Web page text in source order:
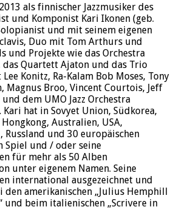
als finnischer Jazzmusiker des
und Komponist Kari Ikonen (geb.
und mit seinem eigenen
Duo mit Tom Arthurs und
und Projekte wie das Orchestra
das Quartett Ajaton und das Trio
Konitz, Ra-Kalam Bob Moses, Tony
Magnus Broo, Vincent Courtois, Jeff
dem UMO Jazz Orchestra
hat in Sovyet Union, Südkorea,
Hongkong, Australien, USA,
Russland und 30 europäischen
Spiel und / oder seine
für mehr als 50 Alben
unter eigenem Namen. Seine
international ausgezeichnet und
den amerikanischen „Julius Hemphill
und beim italienischen „Scrivere in